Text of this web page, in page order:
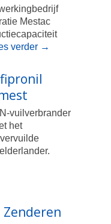
Mestac
verder →
vuilverbrander
het